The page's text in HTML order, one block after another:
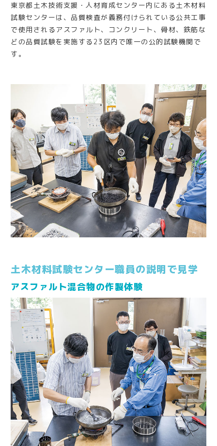
東京都土木技術支援・人材育成センター内にある土木材料
試験センターは、品質検査が義務付けられている公共工事
で使用されるアスファルト、コンクリート、骨材、鉄筋な
どの品質試験を実施する23区内で唯一の公的試験機関で
す。
土木材料試験センター職員の説明で見学
アスファルト混合物の作製体験